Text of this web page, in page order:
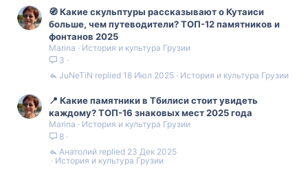
🧭 Какие скульптуры рассказывают о Кутаиси
больше, чем путеводители? ТОП-12 памятников и
фонтанов 2025
Marina
История и культура Грузии
3
История и культура Грузии
18 Июл 2025
JuNeTiN
📍 Какие памятники в Тбилиси стоит увидеть
каждому? ТОП-16 знаковых мест 2025 года
Marina
История и культура Грузии
8
История и культура Грузии
23 Дек 2025
Анатолий